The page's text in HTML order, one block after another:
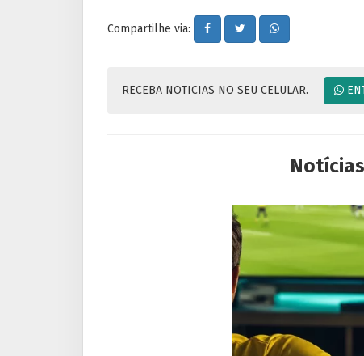
Compartilhe via:
RECEBA NOTICIAS NO SEU CELULAR.